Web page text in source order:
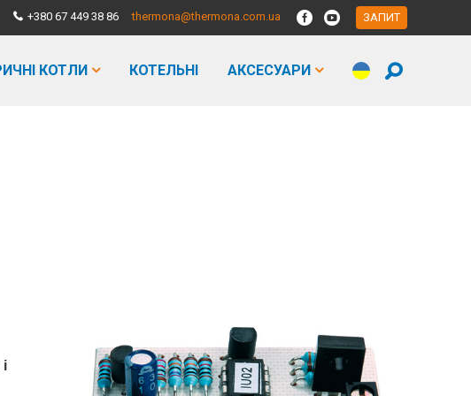
+380 67 449 38 86 thermona@thermona.com.ua ЗАПИТ
КОТЛИ КОТЕЛЬНІ АКСЕСУАРИ